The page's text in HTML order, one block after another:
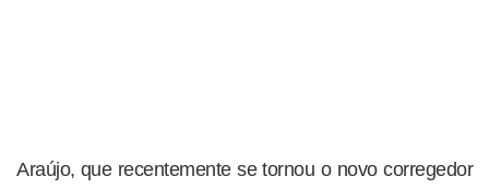
Araújo, que recentemente se tornou o novo corregedor